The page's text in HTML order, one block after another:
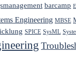
barcamp
Engineering MBSE
SPICE SysML